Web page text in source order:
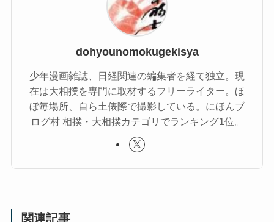
dohyounomokugekisya
少年漫画雑誌、日経関連の編集者を経て独立。現
在は大相撲を専門に取材するフリーライター。ほ
ぼ毎場所、自ら土俵際で撮影している。にほんブ
ログ村 相撲・大相撲カテゴリでランキング1位。
関連記事